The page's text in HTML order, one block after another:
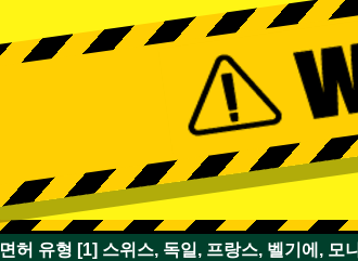
면허 유형 [1] 스위스, 독일, 프랑스, 벨기에, 모